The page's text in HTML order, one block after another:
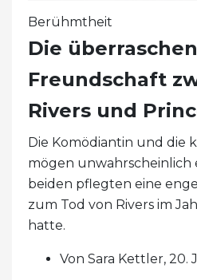
Berühmtheit
Die
Freundschaft
Rivers und
Die Komödiantin und die
mögen unwahrscheinlich
beiden pflegten eine
zum Tod von Rivers im
hatte.
Von Sara Kettler, 20.